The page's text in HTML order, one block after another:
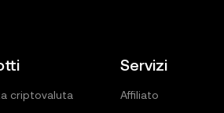
criptovaluta
Servizi
Affiliato